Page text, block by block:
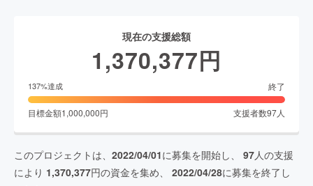
現在の支援総額
1,370,377円
137%達成 終了
目標金額1,000,000円 支援者数97人
このプロジェクトは、 2022/04/01に募集を開始し、 97人の支援
により 1,370,377円の資金を集め、 2022/04/28に募集を終了し